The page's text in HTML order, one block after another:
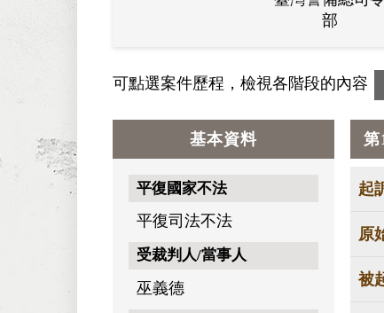
部
可點選案件歷程，檢視各階段的內容
基本資料
平復國家不法
平復司法不法
受裁判人/當事人
巫義德
第
起
原
被